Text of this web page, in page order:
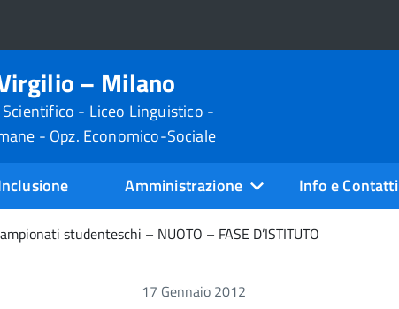
– Milano
- Liceo Linguistico -
- Opz. Economico-Sociale
Amministrazione
Info e Contatti
studenteschi – NUOTO – FASE D’ISTITUTO
17 Gennaio 2012